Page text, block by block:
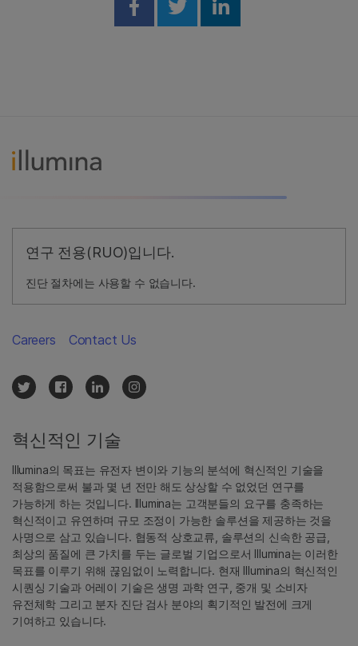
Share on Facebook
Share on Twitter
Share on
연구 전용(RUO)입니다.
진단 절차에는 사용할 수 없습니다.
혁신적인 기술
Illumina의 목표는 유전자 변이와 기능의 분석에 혁신적인 기술을
적용함으로써 불과 몇 년 전만 해도 상상할 수 없었던 연구를
가능하게 하는 것입니다. Illumina는 고객분들의 요구를 충족하는
혁신적이고 유연하며 규모 조정이 가능한 솔루션을 제공하는 것을
사명으로 삼고 있습니다. 협동적 상호교류, 솔루션의 신속한 공급,
최상의 품질에 큰 가치를 두는 글로벌 기업으로서 Illumina는 이러한
목표를 이루기 위해 끊임없이 노력합니다. 현재 Illumina의 혁신적인
시퀀싱 기술과 어레이 기술은 생명 과학 연구, 중개 및 소비자
유전체학 그리고 분자 진단 검사 분야의 획기적인 발전에 크게
기여하고 있습니다.
Careers Contact Us